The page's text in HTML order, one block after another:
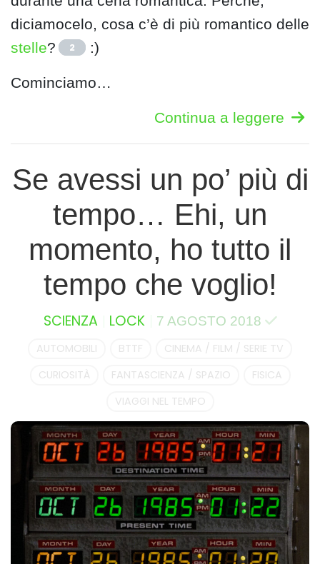
diciamocelo, cosa c’è di più romantico delle
stelle? 2 :)
Cominciamo…
Continua a leggere
Se avessi un po’ più di
tempo… Ehi, un
momento, ho tutto il
tempo che voglio!
SCIENZA LOCK 7 AGOSTO 2018
AUTOMOBILI BTTF
CINEMA / FILM / SERIE TV
CURIOSITÀ
FANTASCIENZA / SPAZIO
FISICA
VIAGGI NEL TEMPO